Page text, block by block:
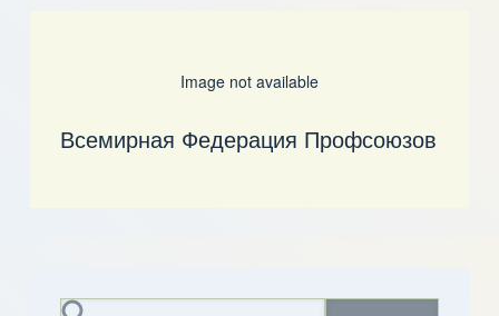
Image not available
Всемирная Федерация Профсоюзов